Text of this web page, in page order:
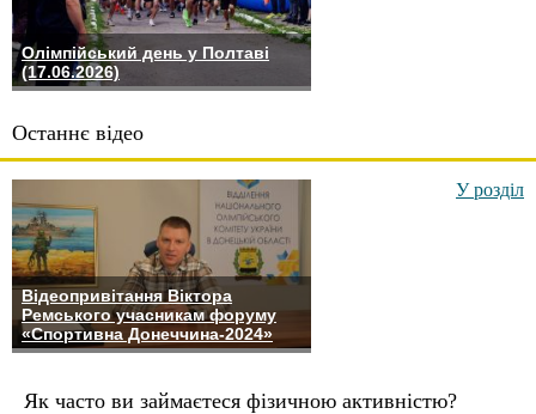
Олімпійський день у Полтаві
(17.06.2026)
Останнє відео
Відеопривітання Віктора
Ремського учасникам форуму
«Спортивна Донеччина-2024»
У розділ
Як часто ви займаєтеся фізичною активністю?